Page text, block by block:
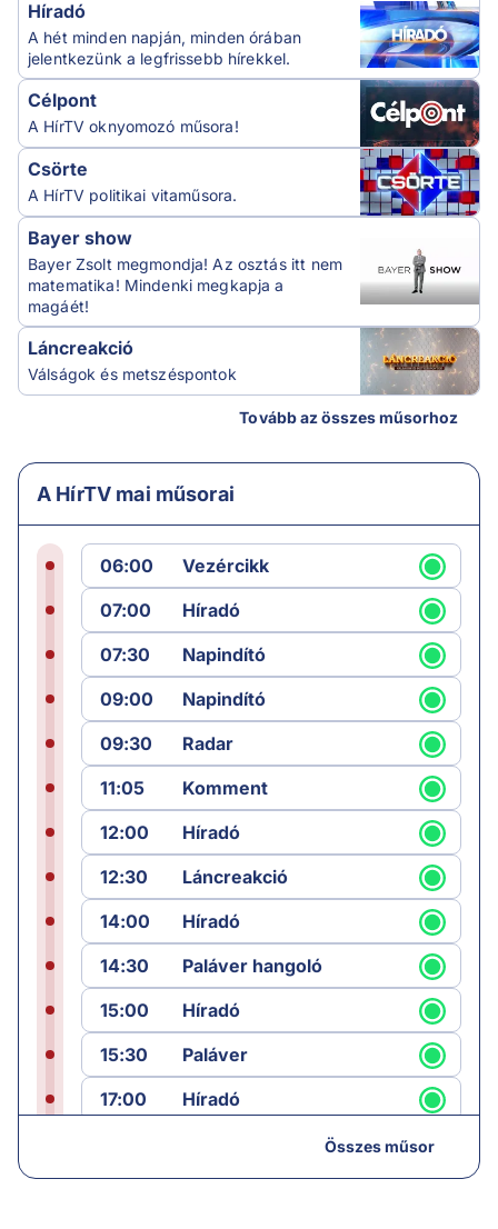
Híradó
A hét minden napján, minden órában
jelentkezünk a legfrissebb hírekkel.
Célpont
A HírTV oknyomozó műsora!
Csörte
A HírTV politikai vitaműsora.
Bayer show
Bayer Zsolt megmondja! Az osztás itt nem
matematika! Mindenki megkapja a
magáét!
Láncreakció
Válságok és metszéspontok
Tovább az összes műsorhoz
A HírTV mai műsorai
06:00
Vezércikk
07:00
Híradó
07:30
Napindító
09:00
Napindító
09:30
Radar
11:05
Komment
12:00
Híradó
12:30
Láncreakció
14:00
Híradó
14:30
Paláver hangoló
15:00
Híradó
15:30
Paláver
17:00
Híradó
Összes műsor